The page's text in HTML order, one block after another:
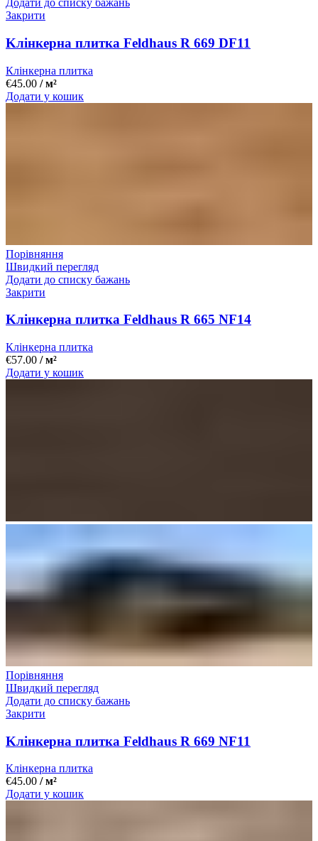
Додати до списку бажань
Закрити
Kлінкерна плитка Feldhaus R 669 DF11
Клінкерна плитка
€45.00 / м²
Додати у кошик
Порівняння
Швидкий перегляд
Додати до списку бажань
Закрити
Kлінкерна плитка Feldhaus R 665 NF14
Клінкерна плитка
€57.00 / м²
Додати у кошик
Порівняння
Швидкий перегляд
Додати до списку бажань
Закрити
Kлінкерна плитка Feldhaus R 669 NF11
Клінкерна плитка
€45.00 / м²
Додати у кошик